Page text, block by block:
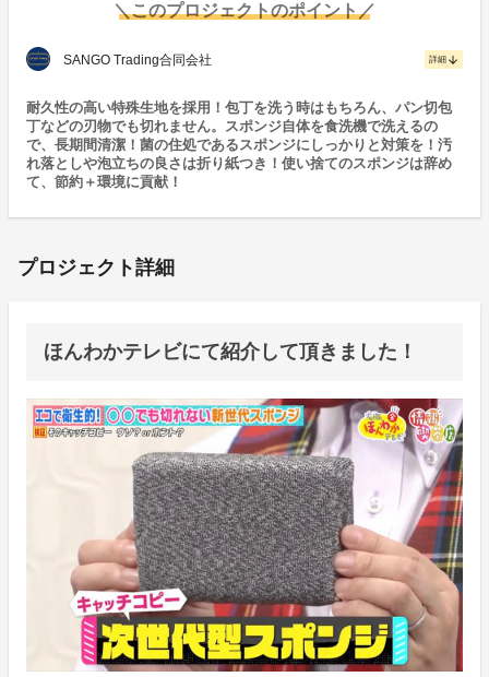
＼このプロジェクトのポイント／
SANGO Trading合同会社 詳細 arrow_downward
耐久性の高い特殊生地を採用！包丁を洗う時はもちろん、パン切包
丁などの刃物でも切れません。スポンジ自体を食洗機で洗えるの
で、長期間清潔！菌の住処であるスポンジにしっかりと対策を！汚
れ落としや泡立ちの良さは折り紙つき！使い捨てのスポンジは辞め
て、節約＋環境に貢献！
プロジェクト詳細
ほんわかテレビにて紹介して頂きました！